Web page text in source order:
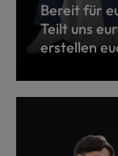
Bereit für
Teilt uns
erstellen